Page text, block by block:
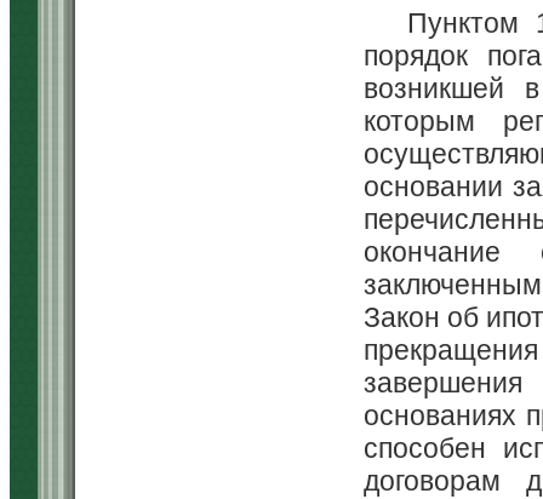
Пунктом
порядок
возникшей
которым
основании
Закон об
основаниях
способен
договорам